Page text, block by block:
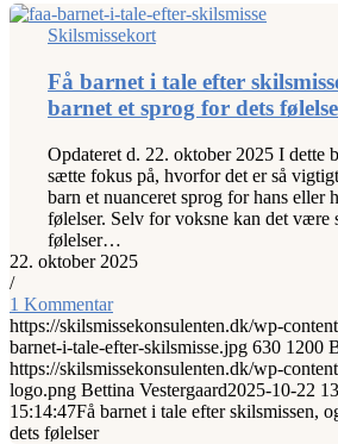
Skilsmissekort
Få barnet i tale efter
barnet et sprog for dets
Opdateret d. 22. oktober 2025 I
sætte fokus på, hvorfor det er så
barn et nuanceret sprog for hans eller
følelser. Selv for voksne kan det
følelser…
22. oktober 2025
/
1 Kommentar
https://skilsmissekonsulenten.dk/wp-
barnet-i-tale-efter-skilsmisse.jpg 630 1200
https://skilsmissekonsulenten.dk/wp-
logo.png Bettina Vestergaard2025-10-22
15:14:47Få barnet i tale efter skilsmissen,
dets følelser